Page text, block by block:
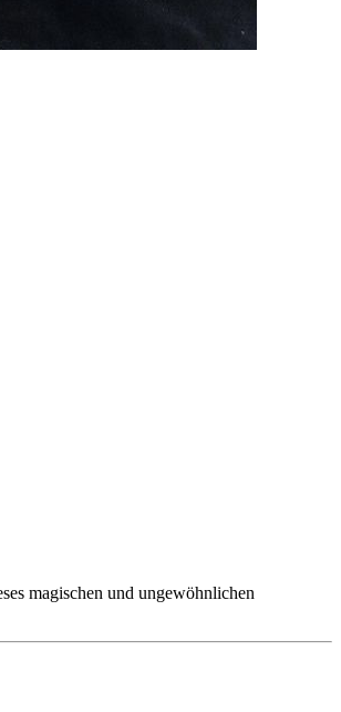
magischen und ungewöhnlichen